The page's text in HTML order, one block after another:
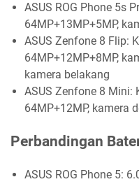
ASUS ROG Phone 5s
64MP+13MP+5MP,
ASUS Zenfone 8 Flip:
64MP+12MP+8MP,
kamera belakang
ASUS Zenfone 8 Mini:
64MP+12MP, kamera
Perbandingan
ASUS ROG Phone 5: